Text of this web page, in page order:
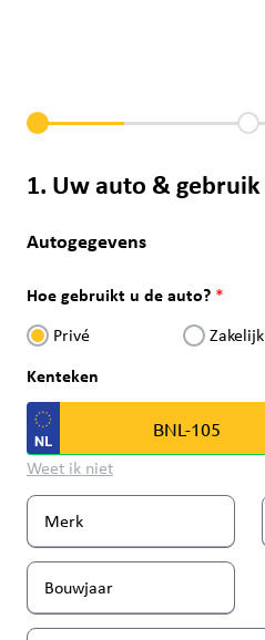
1. Uw auto & gebruik
Autogegevens
Hoe gebruikt u de auto?
Privé Zakelijk
Kenteken
Weet ik niet
Merk
Bouwjaar